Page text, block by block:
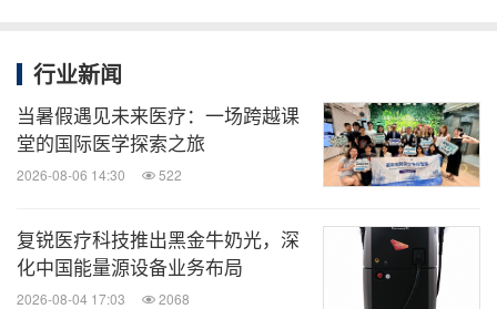
知名三甲医院的内科专家组成团队。他们拥有优秀的
医学背景、前沿的医学理念以及丰富的临床实践经
验，同时具备高尚的职业操守，视患者如家人，为您
及家人提供高品质的优质医疗服务。
心血管内科由北京协和医学院博导、阜外医院颜红兵
教授领衔，重点填补了大型公立医院因各种原因无法
行业新闻
当暑假遇见未来医疗：一场跨越课
堂的国际医学探索之旅
2026-08-06 14:30 522
复锐医疗科技推出黑金牛奶光，深
化中国能量源设备业务布局
2026-08-04 17:03 2068